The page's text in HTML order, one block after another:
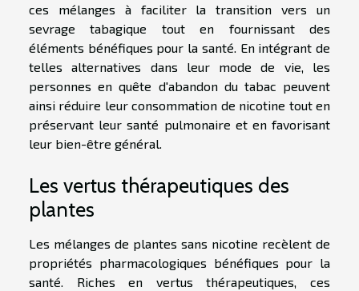
ces mélanges à faciliter la transition vers un
sevrage tabagique tout en fournissant des
éléments bénéfiques pour la santé. En intégrant de
telles alternatives dans leur mode de vie, les
personnes en quête d'abandon du tabac peuvent
ainsi réduire leur consommation de nicotine tout en
préservant leur santé pulmonaire et en favorisant
leur bien-être général.
Les vertus thérapeutiques des
plantes
Les mélanges de plantes sans nicotine recèlent de
propriétés pharmacologiques bénéfiques pour la
santé. Riches en vertus thérapeutiques, ces